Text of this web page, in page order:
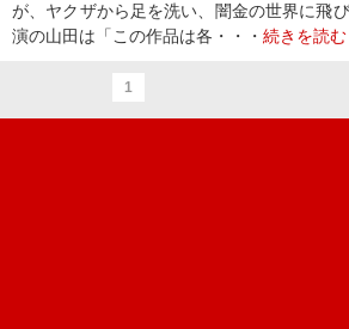
が、ヤクザから足を洗い、闇金の世界に
演の山田は「この作品は各・・・ 続きを読む
1